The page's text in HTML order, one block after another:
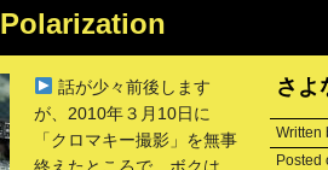
Polarization
さよ
Written
Posted
話が少々前後します
が、2010年３月10日に
「クロマキー撮影」を無事